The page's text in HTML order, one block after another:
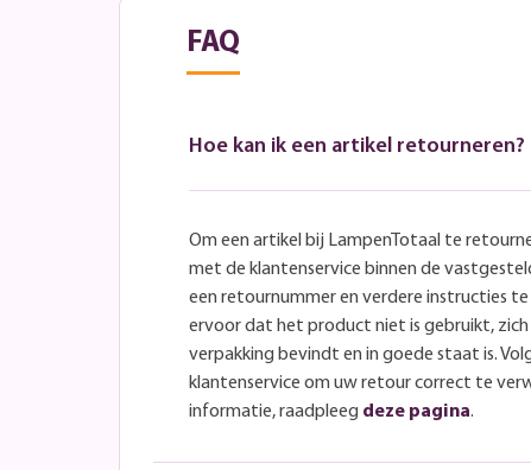
FAQ
Hoe kan ik een artikel retourneren?
Om een artikel bij LampenTotaal te
met de klantenservice binnen de
een retournummer en verdere instructies
ervoor dat het product niet is gebruikt, zich
verpakking bevindt en in goede staat is.
klantenservice om uw retour correct te
informatie, raadpleeg deze pagina.